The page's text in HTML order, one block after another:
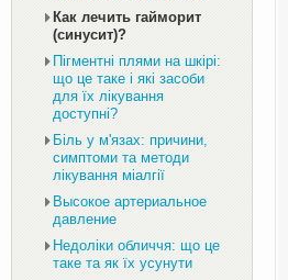
Как лечить гайморит
(синусит)?
Пігментні плями на шкірі:
що це таке і які засоби
для їх лікування
доступні?
Біль у м'язах: причини,
симптоми та методи
лікування міалгії
Высокое артериальное
давление
Недоліки обличчя: що це
таке та як їх усунути